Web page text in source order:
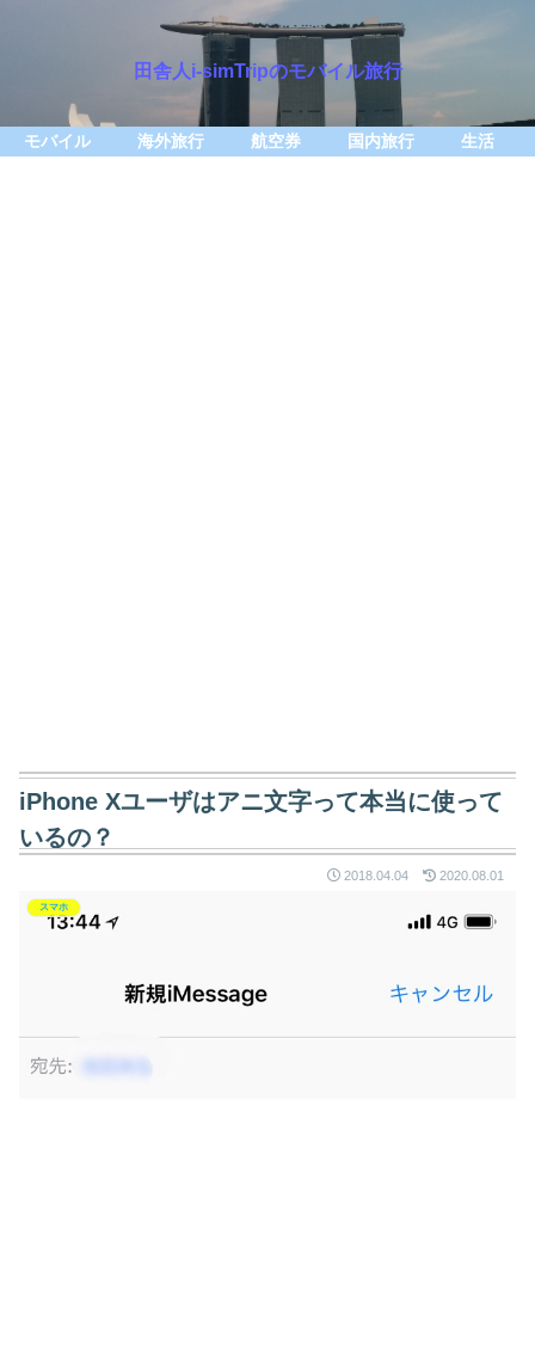
田舎人i-simTripのモバイル旅行
モバイル 海外旅行 航空券 国内旅行 生活
iPhone Xユーザはアニ文字って本当に使って
いるの？
2018.04.04 2020.08.01
スマホ